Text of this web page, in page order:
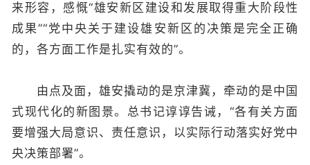
来形容，感慨“雄安新区建设和发展取得重大阶段性
成果”“党中央关于建设雄安新区的决策是完全正确
的，各方面工作是扎实有效的”。
由点及面，雄安撬动的是京津冀，牵动的是中国
式现代化的新图景。总书记谆谆告诫，“各有关方面
要增强大局意识、责任意识，以实际行动落实好党中
央决策部署”。